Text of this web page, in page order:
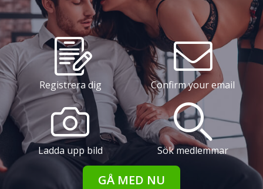
Registrera dig Confirm your email
Ladda upp bild Sök medlemmar
GÅ MED NU